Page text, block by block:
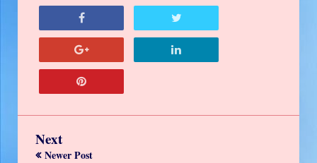
Next
Newer Post